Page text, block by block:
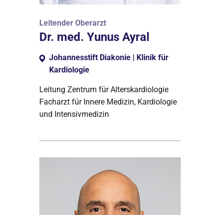
Leitender Oberarzt
Dr. med. Yunus Ayral
Johannesstift Diakonie | Klinik für
Kardiologie
Leitung Zentrum für Alterskardiologie
Facharzt für Innere Medizin, Kardiologie
und Intensivmedizin